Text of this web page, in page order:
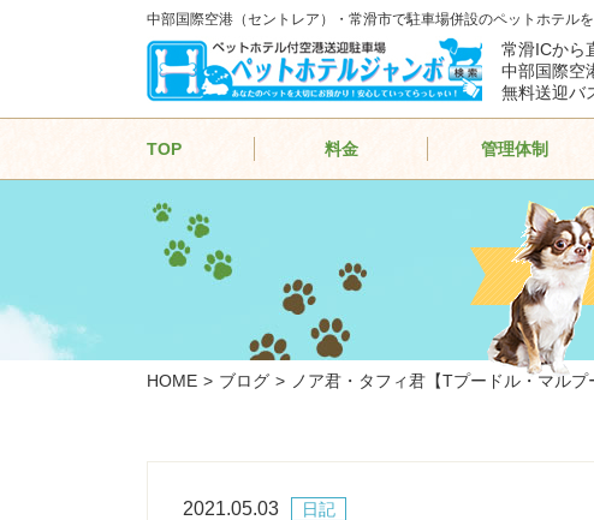
中部国際空港（セントレア）・常滑市で駐車場併設のペットホテル
常滑ICから
中部国際空
無料送迎バ
TOP 料金 管理体制
HOME ブログ ノア君・タフィ君【Tプードル・マルプ
日記
2021.05.03